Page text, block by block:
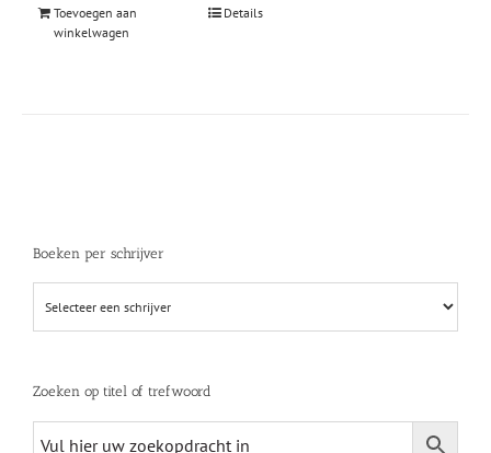
Toevoegen aan
winkelwagen
Details
Boeken per schrijver
Zoeken op titel of trefwoord